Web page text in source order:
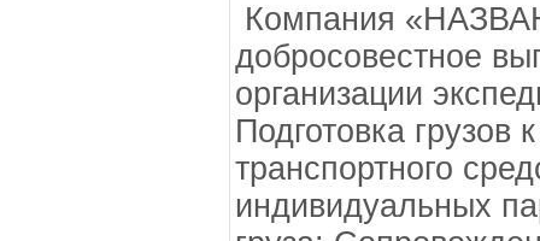
Компания
добросовестное
организации
Подготовка грузов
транспортного
индивидуальных